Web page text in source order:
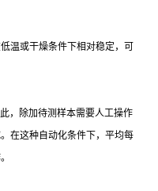
温或干燥条件下相对稳定，可
，除加待测样本需要人工操作
在这种自动化条件下，平均每